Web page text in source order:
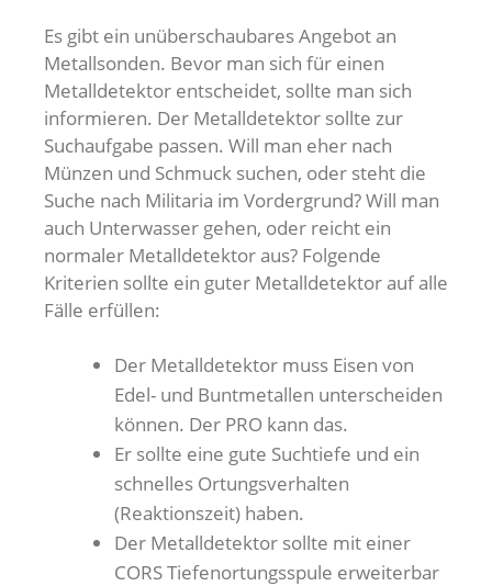
Es gibt ein unüberschaubares Angebot an
Metallsonden. Bevor man sich für einen
Metalldetektor entscheidet, sollte man sich
informieren. Der Metalldetektor sollte zur
Suchaufgabe passen. Will man eher nach
Münzen und Schmuck suchen, oder steht die
Suche nach Militaria im Vordergrund? Will man
auch Unterwasser gehen, oder reicht ein
normaler Metalldetektor aus? Folgende
Kriterien sollte ein guter Metalldetektor auf alle
Fälle erfüllen:
Der Metalldetektor muss Eisen von
Edel- und Buntmetallen unterscheiden
können. Der PRO kann das.
Er sollte eine gute Suchtiefe und ein
schnelles Ortungsverhalten
(Reaktionszeit) haben.
Der Metalldetektor sollte mit einer
CORS Tiefenortungsspule erweiterbar